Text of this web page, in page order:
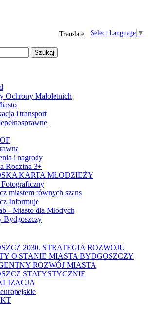
Select Language ▼
Translate:
Szukaj
Ochrony Małoletnich
i transport
i nagrody
Rodzina 3+
KARTA MŁODZIEŻY
miastem równych szans
Informuje
- Miasto dla Młodych
Bydgoszczy
2030. STRATEGIA ROZWOJU
O STANIE MIASTA BYDGOSZCZY
ROZWÓJ MIASTA
STATYSTYCZNIE